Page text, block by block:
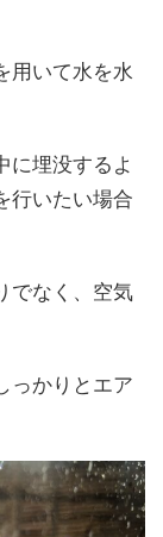
用いて水を水
に埋没するよ
行いたい場合
でなく、空気
っかりとエア